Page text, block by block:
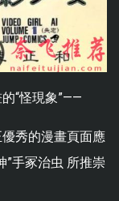
“怪現象”——
秀的漫畫頁面應
”手冢治虫 所推崇